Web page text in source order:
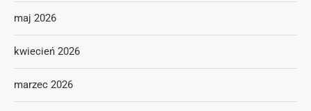
maj 2026
kwiecień 2026
marzec 2026